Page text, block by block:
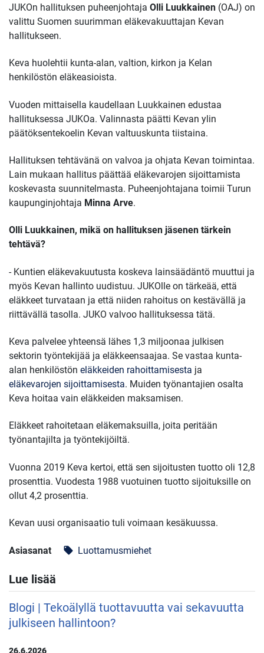
JUKOn hallituksen puheenjohtaja Olli Luukkainen (OAJ) on
valittu Suomen suurimman eläkevakuuttajan Kevan
hallitukseen.
Keva huolehtii kunta-alan, valtion, kirkon ja Kelan
henkilöstön eläkeasioista.
Vuoden mittaisella kaudellaan Luukkainen edustaa
hallituksessa JUKOa. Valinnasta päätti Kevan ylin
päätöksentekoelin Kevan valtuuskunta tiistaina.
Hallituksen tehtävänä on valvoa ja ohjata Kevan toimintaa.
Lain mukaan hallitus päättää eläkevarojen sijoittamista
koskevasta suunnitelmasta. Puheenjohtajana toimii Turun
kaupunginjohtaja Minna Arve.
Olli Luukkainen, mikä on hallituksen jäsenen tärkein
tehtävä?
- Kuntien eläkevakuutusta koskeva lainsäädäntö muuttui ja
myös Kevan hallinto uudistuu. JUKOlle on tärkeää, että
eläkkeet turvataan ja että niiden rahoitus on kestävällä ja
riittävällä tasolla. JUKO valvoo hallituksessa tätä.
Keva palvelee yhteensä lähes 1,3 miljoonaa julkisen
sektorin työntekijää ja eläkkeensaajaa. Se vastaa kunta-
alan henkilöstön eläkkeiden rahoittamisesta ja
eläkevarojen sijoittamisesta. Muiden työnantajien osalta
Keva hoitaa vain eläkkeiden maksamisen.
Eläkkeet rahoitetaan eläkemaksuilla, joita peritään
työnantajilta ja työntekijöiltä.
Vuonna 2019 Keva kertoi, että sen sijoitusten tuotto oli 12,8
prosenttia. Vuodesta 1988 vuotuinen tuotto sijoituksille on
ollut 4,2 prosenttia.
Kevan uusi organisaatio tuli voimaan kesäkuussa.
Asiasanat local_offer Luottamusmiehet
Lue lisää
Blogi | Tekoälyllä tuottavuutta vai sekavuutta
julkiseen hallintoon?
26.6.2026